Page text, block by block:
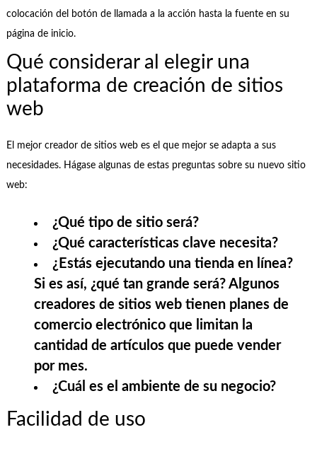
colocación del botón de llamada a la acción hasta la fuente en su
página de inicio.
Qué considerar al elegir una
plataforma de creación de sitios
web
El mejor creador de sitios web es el que mejor se adapta a sus
necesidades. Hágase algunas de estas preguntas sobre su nuevo sitio
web:
¿Qué tipo de sitio será?
¿Qué características clave necesita?
¿Estás ejecutando una tienda en línea?
Si es así, ¿qué tan grande será? Algunos
creadores de sitios web tienen planes de
comercio electrónico que limitan la
cantidad de artículos que puede vender
por mes.
¿Cuál es el ambiente de su negocio?
Facilidad de uso